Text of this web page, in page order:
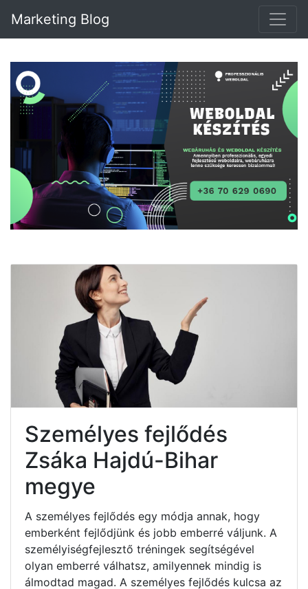
Marketing Blog
Személyes fejlődés
Zsáka Hajdú-Bihar
megye
A személyes fejlődés egy módja annak, hogy
emberként fejlődjünk és jobb emberré váljunk. A
személyiségfejlesztő tréningek segítségével
olyan emberré válhatsz, amilyennek mindig is
álmodtad magad. A személyes fejlődés kulcsa az